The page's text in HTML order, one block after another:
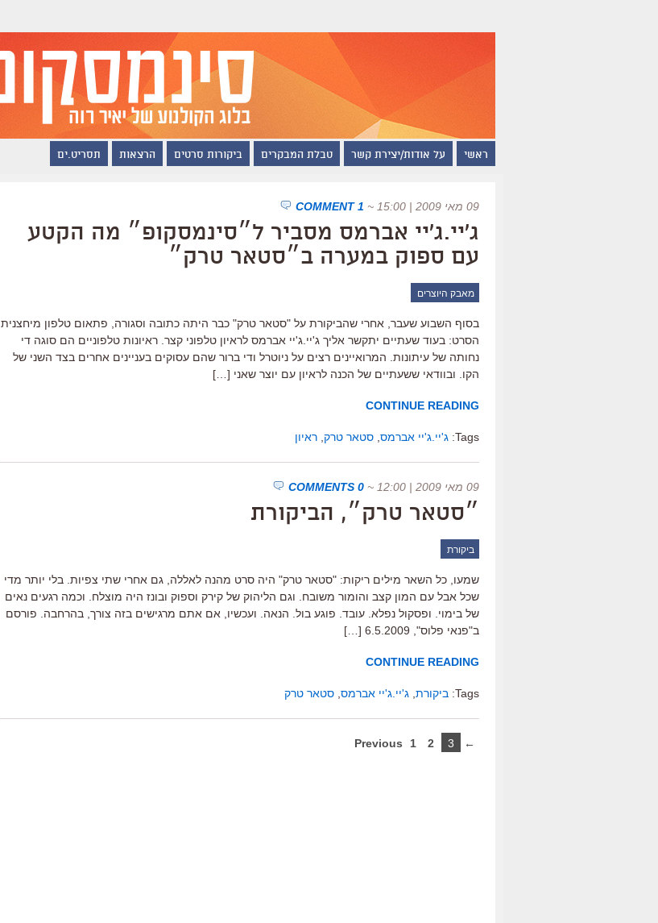
ראשי על אודות/יצירת קשר טבלת המבקרים ביקורות סרטים הרצאות תסריט.ים
09 מאי 2009 | 15:00 ~
1 COMMENT
ג'יי.ג'יי אברמס מסביר ל״סינמסקופ״ מה הקטע
עם ספוק במערה ב״סטאר טרק״
מאבק היוצרים
בסוף השבוע שעבר, אחרי שהביקורת על "סטאר טרק" כבר היתה כתובה וסגורה, פתאום טלפון מיחצנית
הסרט: בעוד שעתיים יתקשר אליך ג'יי.ג'יי אברמס לראיון טלפוני קצר. ראיונות טלפוניים הם סוגה די
נחותה של עיתונות. המרואיינים רצים על ניוטרל ודי ברור שהם עסוקים בעניינים אחרים בצד השני של
הקו. ובוודאי ששעתיים של הכנה לראיון עם יוצר שאני […]
CONTINUE READING
Tags: ג'יי.ג'יי אברמס סטאר טרק ראיון
09 מאי 2009 | 12:00 ~
0 COMMENTS
״סטאר טרק״, הביקורת
ביקורת
שמעו, כל השאר מילים ריקות: "סטאר טרק" היה סרט מהנה לאללה, גם אחרי שתי צפיות. בלי יותר מדי
שכל אבל עם המון קצב והומור משובח. וגם הליהוק של קירק וספוק ובונז היה מוצלח. וכמה רגעים נאים
של בימוי. ופסקול נפלא. עובד. פוגע בול. הנאה. ועכשיו, אם אתם מרגישים בזה צורך, בהרחבה. פורסם
ב"פנאי פלוס", 6.5.2009 […]
CONTINUE READING
Tags: ביקורת ג'יי.ג'יי אברמס סטאר טרק
← Previous
1 2 3